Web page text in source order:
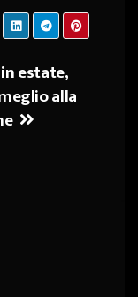
estate,
alla